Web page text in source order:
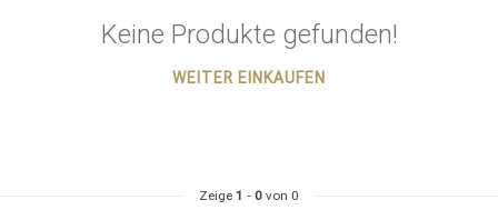
Keine Produkte gefunden!
WEITER EINKAUFEN
Zeige 1 - 0 von 0